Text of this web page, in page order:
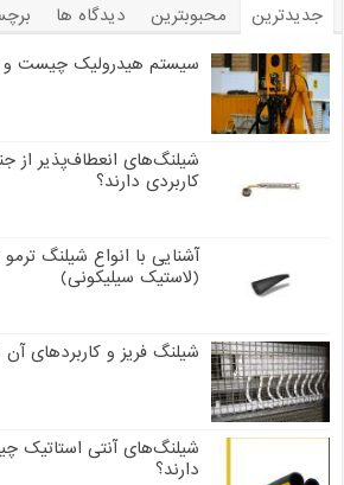
جدیدترین محبوبترین دیدگاه ها
سیستم هیدرولیک چیست و
شیلنگ‌های انعطاف‌پذیر
کاربردی دارند؟
آشنایی با انواع شیلنگ
(لاستیک سیلیکونی)
شیلنگ فریز و کاربردهای
شیلنگ‌های آنتی استاتیک
دارند؟